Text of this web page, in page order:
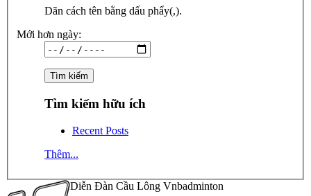
Dãn cách tên bằng dấu phẩy(,).
Mới hơn ngày:
Tìm kiếm hữu ích
Recent Posts
Thêm...
Diễn Đàn Cầu Lông Vnbadminton